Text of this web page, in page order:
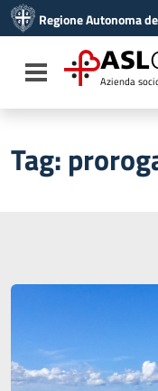
Vai al menu di
Vai al footer
Regione Autonoma
Toggle navigation
ASL
Azienda
Tag: